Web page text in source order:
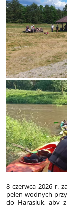
8 czerwca 2026 r.
pełen wodnych
do Harasiuk, aby